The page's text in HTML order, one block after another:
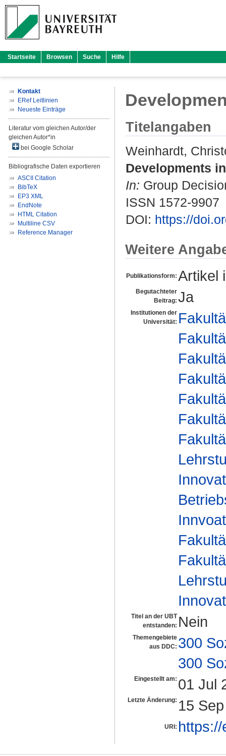
Startseite Browsen Suche Hilfe
Kontakt
ERef Leitlinien
Neueste Einträge
Literatur vom gleichen Autor/der
gleichen Autor*in
bei Google Scholar
Bibliografische Daten exportieren
ASCII Citation
BibTeX
EP3 XML
EndNote
HTML Citation
Multiline CSV
Reference Manager
Titelangaben
Weinhardt,
Developments
In: Group
ISSN 1572-9907
DOI: https://
Weitere
Publikationsform: Artikel
Begutachteter
Beitrag: Ja
Institutionen der
Universität:
Titel an der UBT
entstanden: Nein
Themengebiete
aus DDC: 300
300
Eingestellt am: 01 Jul
Letzte Änderung: 15
URI: